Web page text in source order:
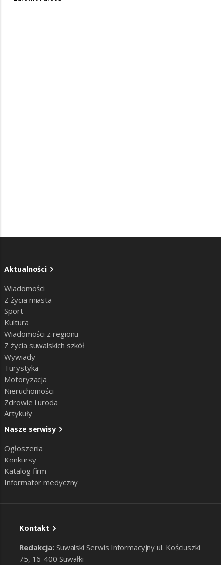
Aktualności
Wiadomości
Z życia miasta
Sport
Kultura
Wiadomości z regionu
Z życia suwalskich szkół
Wywiady
Turystyka
Motoryzacja
Nieruchomości
Zdrowie i uroda
Artykuły
Nasze serwisy
Ogłoszenia
Konkursy
Katalog firm
Informator medyczny
Kontakt
Redakcja: Suwalski Serwis Informacyjny ul. Kościuszki
75, 16-400 Suwałki